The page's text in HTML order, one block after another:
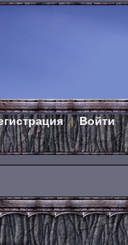
Войти